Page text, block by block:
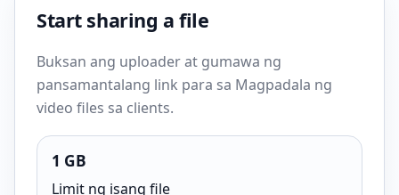
Start sharing a file
Buksan ang uploader at gumawa ng
pansamantalang link para sa Magpadala ng
video files sa clients.
1 GB
Limit ng isang file